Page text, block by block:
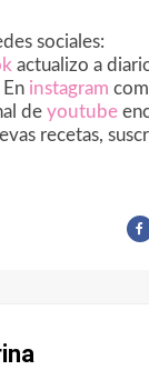
sociales:
actualizo a
instagram
de youtube
recetas,